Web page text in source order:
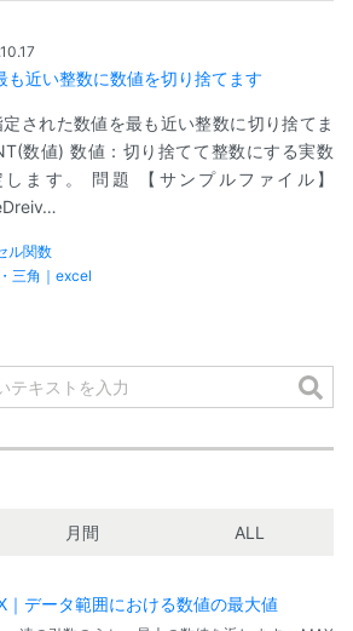
も近い整数に数値を切り捨てます
された数値を最も近い整数に切り捨てま
数値) 数値：切り捨てて整数にする実数
します。 問題 【サンプルファイル】
ル関数
三角｜excel
月間 ALL
｜データ範囲における数値の最大値